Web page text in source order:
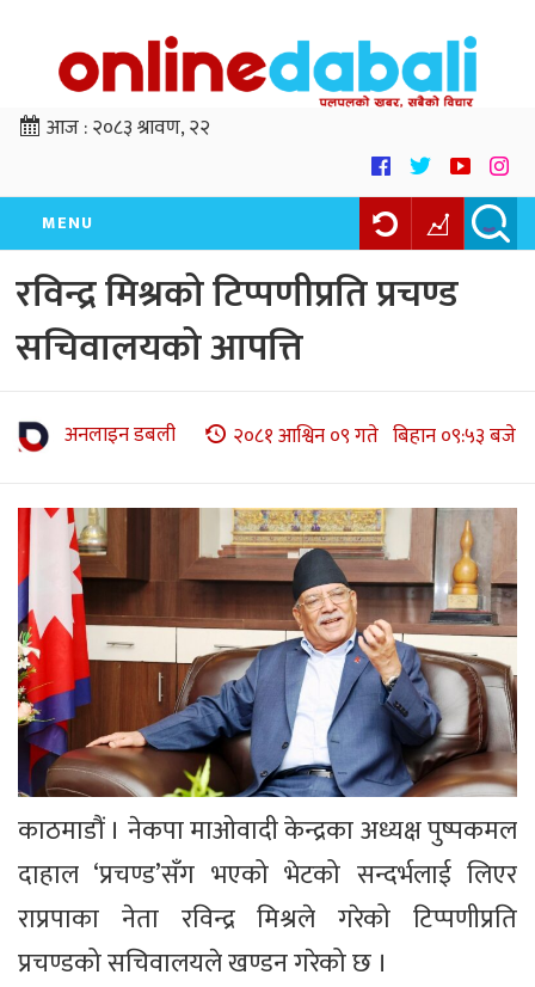
आज :२०८३ श्रावण, २२
MENU
रविन्द्र मिश्रको टिप्पणीप्रति प्रचण्ड
सचिवालयको आपत्ति
अनलाइन डबली २०८१ आश्विन ०९ गते बिहान ०९:५३ बजे
काठमाडौं । नेकपा माओवादी केन्द्रका अध्यक्ष पुष्पकमल
दाहाल ‘प्रचण्ड’सँग भएको भेटको सन्दर्भलाई लिएर
राप्रपाका नेता रविन्द्र मिश्रले गरेको टिप्पणीप्रति
प्रचण्डको सचिवालयले खण्डन गरेको छ ।